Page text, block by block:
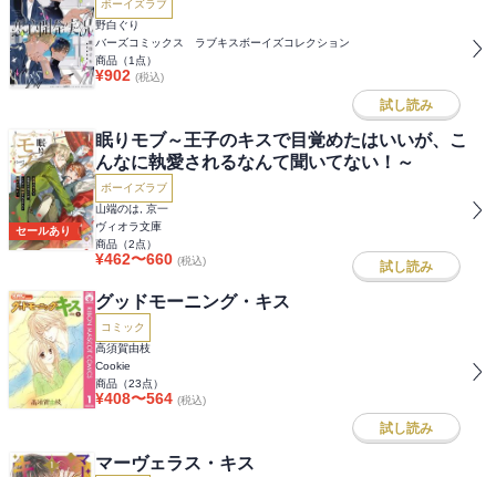
ボーイズラブ
野白ぐり
バーズコミックス ラブキスボーイズコレクション
商品（1 点）
¥902 (税込)
試し読み
セールあり
眠りモブ～王子のキスで目覚めたはいいが、こ
んなに執愛されるなんて聞いてない！～
ボーイズラブ
山端のは, 京一
ヴィオラ文庫
商品（2点）
¥462〜660 (税込) 試し読み
グッドモーニング・キス
コミック
高須賀由枝
Cookie
商品（23点）
¥408〜564 (税込)
試し読み
マーヴェラス・キス